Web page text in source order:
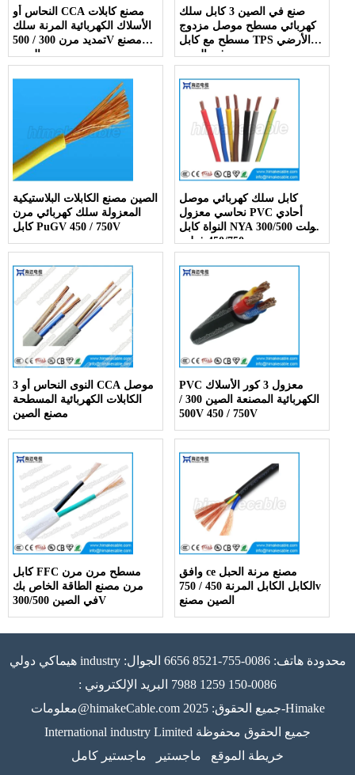
النحاس أو CCA مصنع كابلات
الأسلاك الكهربائية المرنة سلك
تمديد مرن 300 / 500V مصنع
الصين
صنع في الصين 3 كابل سلك
كهربائي مسطح موصل مزدوج
مسطح مع كابل TPS الأرضي
في الصين
الصين مصنع الكابلات البلاستيكية
المعزولة سلك كهربائي مرن
كابل PuGV 450 / 750V
كابل سلك كهربائي موصل
نحاسي معزول PVC أحادي
النواة كابل NYA 300/500 فولت
450/750 فولت
3 النوى النحاس أو CCA موصل
الكابلات الكهربائية المسطحة
مصنع الصين
PVC معزول 3 كور الأسلاك
الكهربائية المصنعة الصين 300 /
500V 450 / 750V
كابل FFC مسطح مرن مرن
مرن مصنع الطاقة الخاص بك
في الصين 300/500V
وافق ce مصنع مرنة الحبل
الكابل الكابل المرنة 450 / 750v
الصين مصنع
هيماكي دولي industry محدودة هاتف: 0086-755-8521 6656 الجوال:
0086-150 1259 7988 البريد الإلكتروني :
معلومات@himakeCable.com جميع الحقوق: 2025-Himake
International industry Limited جميع الحقوق محفوظة
خريطة الموقع
ماجستير ماجستير كامل